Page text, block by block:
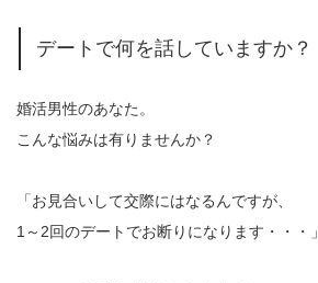
デートで何を話していますか？
婚活男性のあなた。
こんな悩みは有りませんか？
「お見合いして交際にはなるんですが、
1～2回のデートでお断りになります・・・」